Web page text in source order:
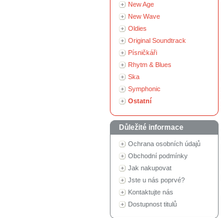
New Age
New Wave
Oldies
Original Soundtrack
Písničkáři
Rhytm & Blues
Ska
Symphonic
Ostatní
Důležité informace
Ochrana osobních údajů
Obchodní podmínky
Jak nakupovat
Jste u nás poprvé?
Kontaktujte nás
Dostupnost titulů